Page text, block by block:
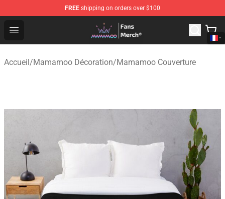
FREE shipping on orders over $100
Open menu
Mamamoo Store - Official Mamamoo Merchandise Shop
Accueil/Mamamoo Décoration/Mamamoo Couverture